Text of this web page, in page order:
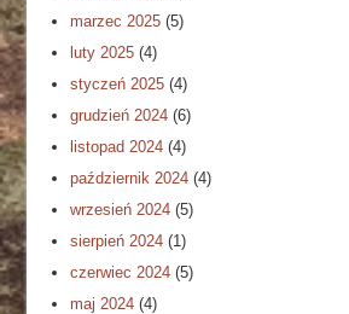
marzec 2025 (5)
luty 2025 (4)
styczeń 2025 (4)
grudzień 2024 (6)
listopad 2024 (4)
październik 2024 (4)
wrzesień 2024 (5)
sierpień 2024 (1)
czerwiec 2024 (5)
maj 2024 (4)